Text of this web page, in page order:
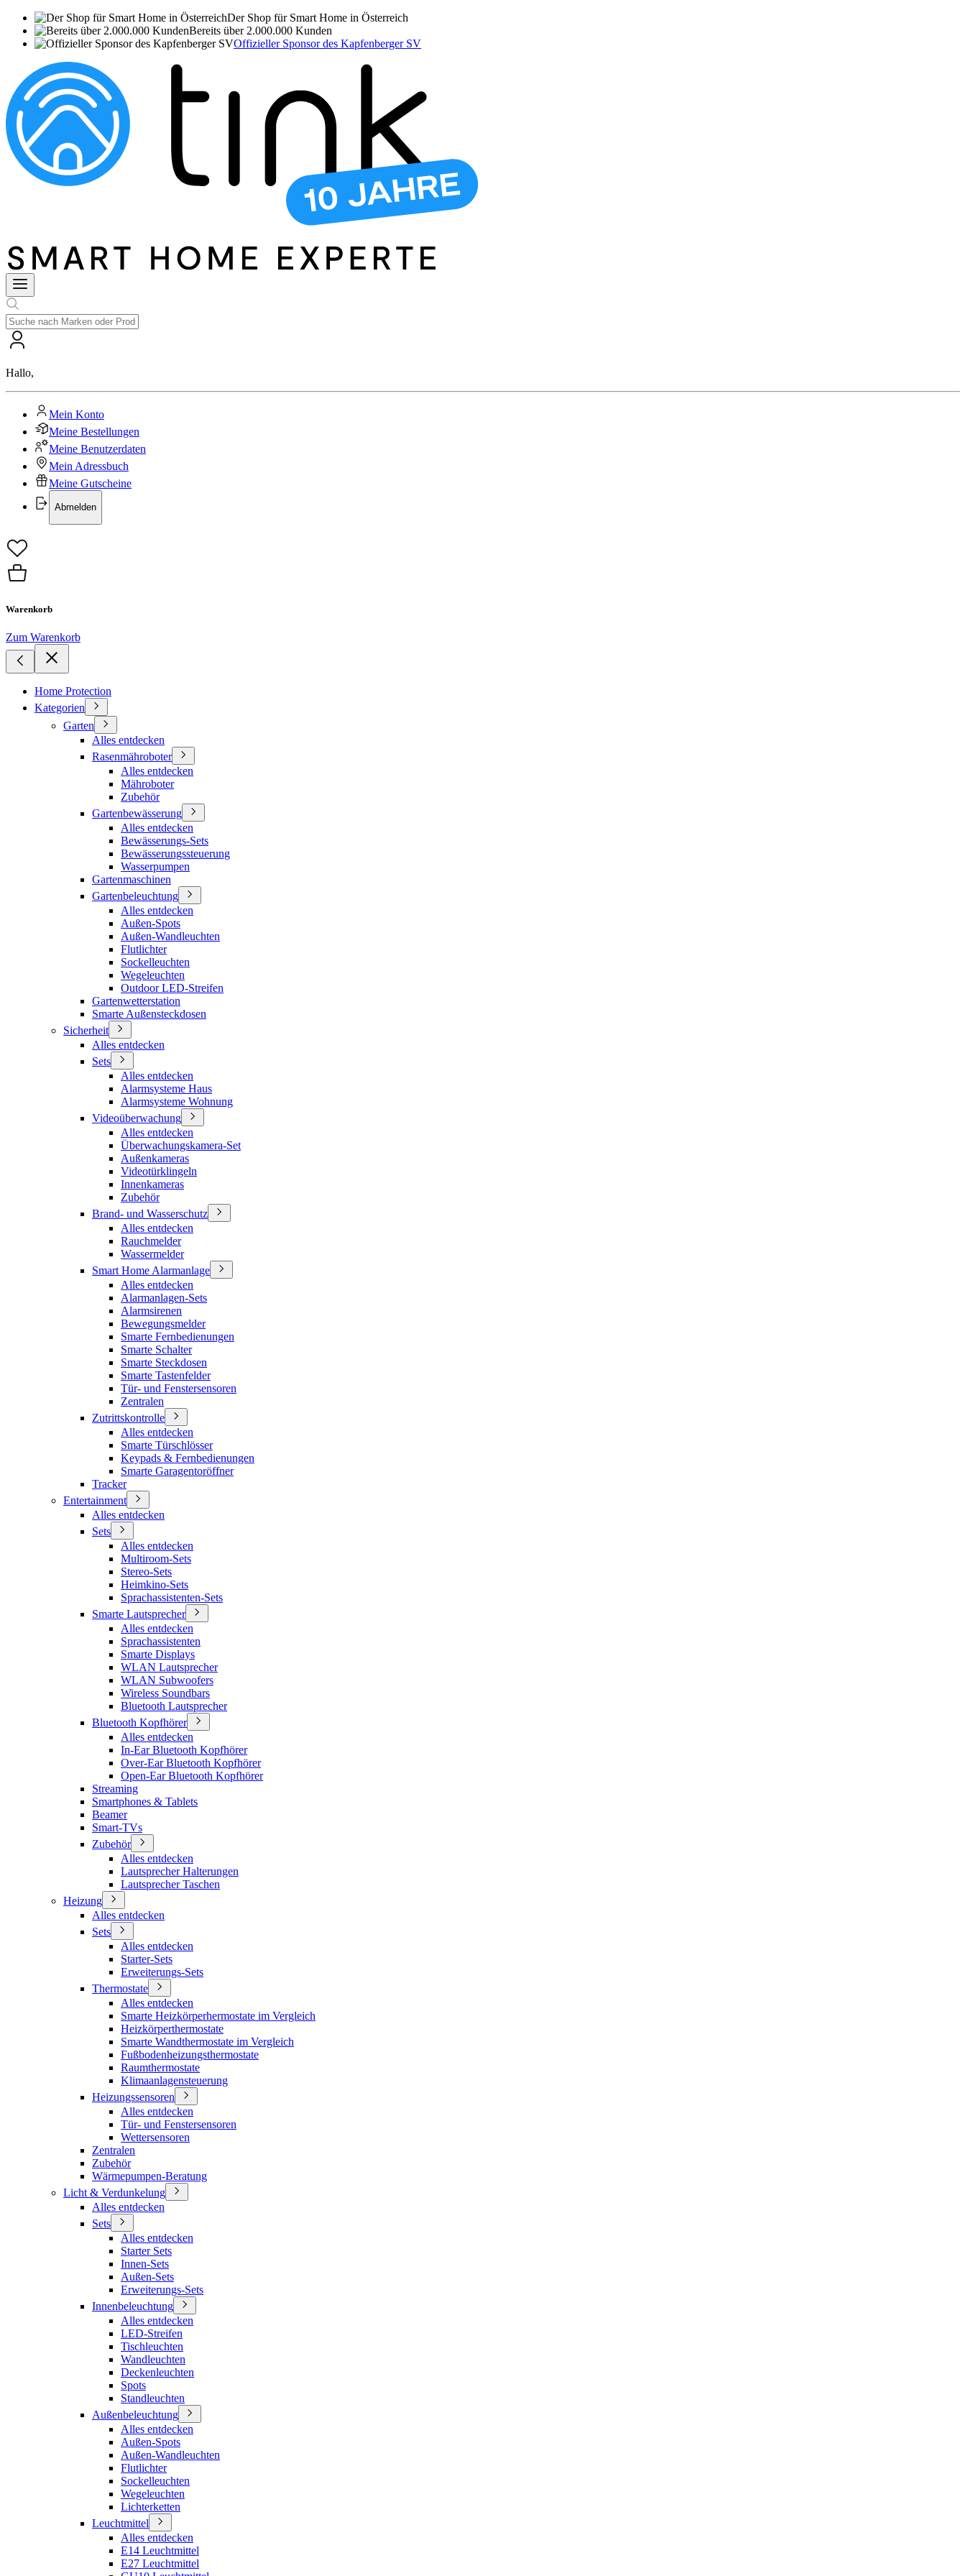
Der Shop für Smart Home in Österreich
Bereits über 2.000.000 Kunden
Offizieller Sponsor des Kapfenberger SV
Hallo,
Mein Konto
Meine Bestellungen
Meine Benutzerdaten
Mein Adressbuch
Meine Gutscheine
Abmelden
Warenkorb
Zum Warenkorb
Home Protection
Kategorien
Garten
Alles entdecken
Rasenmähroboter
Alles entdecken
Mähroboter
Zubehör
Gartenbewässerung
Alles entdecken
Bewässerungs-Sets
Bewässerungssteuerung
Wasserpumpen
Gartenmaschinen
Gartenbeleuchtung
Alles entdecken
Außen-Spots
Außen-Wandleuchten
Flutlichter
Sockelleuchten
Wegeleuchten
Outdoor LED-Streifen
Gartenwetterstation
Smarte Außensteckdosen
Sicherheit
Alles entdecken
Sets
Alles entdecken
Alarmsysteme Haus
Alarmsysteme Wohnung
Videoüberwachung
Alles entdecken
Überwachungskamera-Set
Außenkameras
Videotürklingeln
Innenkameras
Zubehör
Brand- und Wasserschutz
Alles entdecken
Rauchmelder
Wassermelder
Smart Home Alarmanlage
Alles entdecken
Alarmanlagen-Sets
Alarmsirenen
Bewegungsmelder
Smarte Fernbedienungen
Smarte Schalter
Smarte Steckdosen
Smarte Tastenfelder
Tür- und Fenstersensoren
Zentralen
Zutrittskontrolle
Alles entdecken
Smarte Türschlösser
Keypads & Fernbedienungen
Smarte Garagentoröffner
Tracker
Entertainment
Alles entdecken
Sets
Alles entdecken
Multiroom-Sets
Stereo-Sets
Heimkino-Sets
Sprachassistenten-Sets
Smarte Lautsprecher
Alles entdecken
Sprachassistenten
Smarte Displays
WLAN Lautsprecher
WLAN Subwoofers
Wireless Soundbars
Bluetooth Lautsprecher
Bluetooth Kopfhörer
Alles entdecken
In-Ear Bluetooth Kopfhörer
Over-Ear Bluetooth Kopfhörer
Open-Ear Bluetooth Kopfhörer
Streaming
Smartphones & Tablets
Beamer
Smart-TVs
Zubehör
Alles entdecken
Lautsprecher Halterungen
Lautsprecher Taschen
Heizung
Alles entdecken
Sets
Alles entdecken
Starter-Sets
Erweiterungs-Sets
Thermostate
Alles entdecken
Smarte Heizkörperhermostate im Vergleich
Heizkörperthermostate
Smarte Wandthermostate im Vergleich
Fußbodenheizungsthermostate
Raumthermostate
Klimaanlagensteuerung
Heizungssensoren
Alles entdecken
Tür- und Fenstersensoren
Wettersensoren
Zentralen
Zubehör
Wärmepumpen-Beratung
Licht & Verdunkelung
Alles entdecken
Sets
Alles entdecken
Starter Sets
Innen-Sets
Außen-Sets
Erweiterungs-Sets
Innenbeleuchtung
Alles entdecken
LED-Streifen
Tischleuchten
Wandleuchten
Deckenleuchten
Spots
Standleuchten
Außenbeleuchtung
Alles entdecken
Außen-Spots
Außen-Wandleuchten
Flutlichter
Sockelleuchten
Wegeleuchten
Lichterketten
Leuchtmittel
Alles entdecken
E14 Leuchtmittel
E27 Leuchtmittel